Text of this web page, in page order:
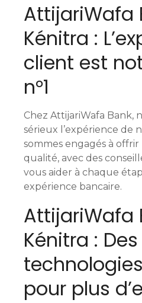
AttijariWafa
Kénitra :
client est
n°1
Chez AttijariWafa Bank,
sérieux l’expérience de
sommes engagés à
qualité, avec des
vous aider à chaque
expérience bancaire.
AttijariWafa
Kénitra : Des
pour plus